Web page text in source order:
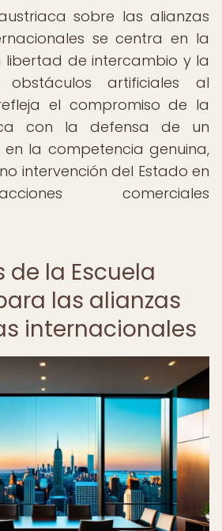
sobre las alianzas
se centra en la
de intercambio y la
obstáculos artificiales al
el compromiso de la
con la defensa de un
la competencia genuina,
intervención del Estado en
comerciales
de la Escuela
las alianzas
internacionales